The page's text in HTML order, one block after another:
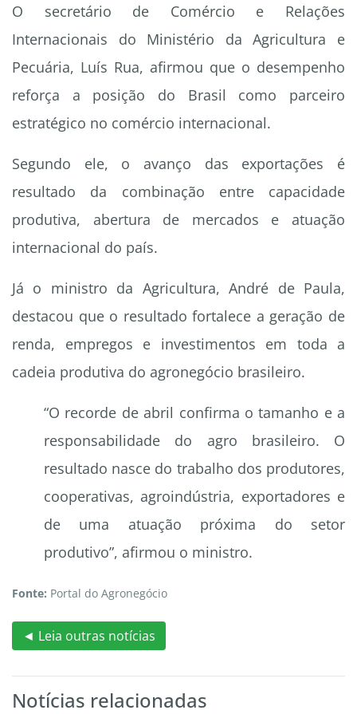
O secretário de Comércio e Relações
Internacionais do Ministério da Agricultura e
Pecuária, Luís Rua, afirmou que o desempenho
reforça a posição do Brasil como parceiro
estratégico no comércio internacional.
Segundo ele, o avanço das exportações é
resultado da combinação entre capacidade
produtiva, abertura de mercados e atuação
internacional do país.
Já o ministro da Agricultura, André de Paula,
destacou que o resultado fortalece a geração de
renda, empregos e investimentos em toda a
cadeia produtiva do agronegócio brasileiro.
“O recorde de abril confirma o tamanho e a
responsabilidade do agro brasileiro. O
resultado nasce do trabalho dos produtores,
cooperativas, agroindústria, exportadores e
de uma atuação próxima do setor
produtivo”, afirmou o ministro.
Fonte: Portal do Agronegócio
◄ Leia outras notícias
Notícias relacionadas